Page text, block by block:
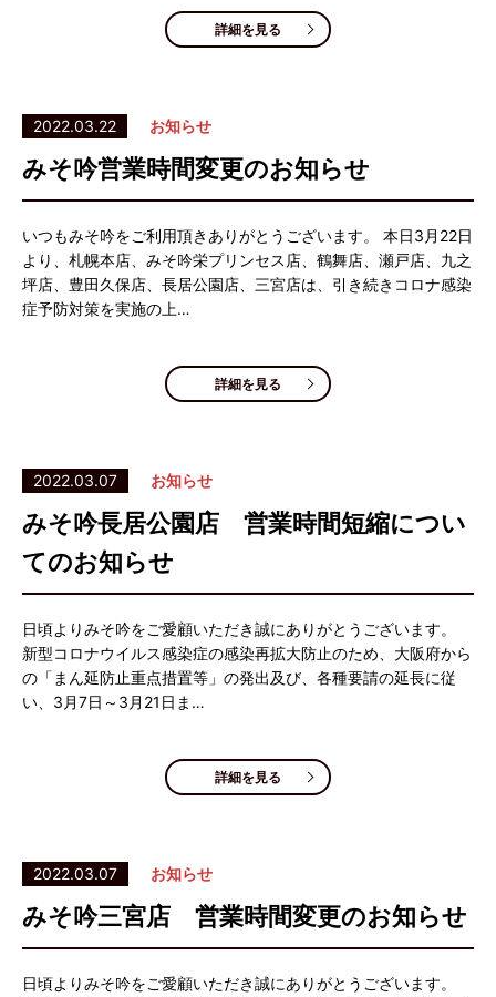
詳細を見る
2022.03.22 お知らせ
みそ吟営業時間変更のお知らせ
いつもみそ吟をご利用頂きありがとうございます。 本日3月22日
より、札幌本店、みそ吟栄プリンセス店、鶴舞店、瀬戸店、九之
坪店、豊田久保店、長居公園店、三宮店は、引き続きコロナ感染
症予防対策を実施の上…
詳細を見る
2022.03.07 お知らせ
みそ吟長居公園店 営業時間短縮につい
てのお知らせ
日頃よりみそ吟をご愛顧いただき誠にありがとうございます。
新型コロナウイルス感染症の感染再拡大防止のため、大阪府から
の「まん延防止重点措置等」の発出及び、各種要請の延長に従
い、3月7日～3月21日ま…
詳細を見る
2022.03.07 お知らせ
みそ吟三宮店 営業時間変更のお知らせ
日頃よりみそ吟をご愛顧いただき誠にありがとうございます。